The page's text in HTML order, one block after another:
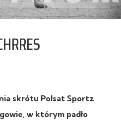
skrótu Polsat Sportz
w którym padło